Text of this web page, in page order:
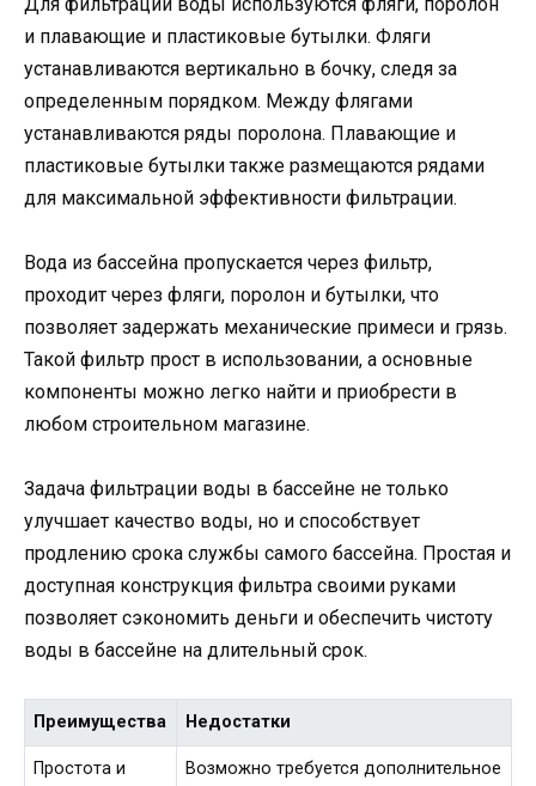
и плавающие и пластиковые бутылки. Фляги
устанавливаются вертикально в бочку, следя за
определенным порядком. Между флягами
устанавливаются ряды поролона. Плавающие и
пластиковые бутылки также размещаются рядами
для максимальной эффективности фильтрации.
Вода из бассейна пропускается через фильтр,
проходит через фляги, поролон и бутылки, что
позволяет задержать механические примеси и грязь.
Такой фильтр прост в использовании, а основные
компоненты можно легко найти и приобрести в
любом строительном магазине.
Задача фильтрации воды в бассейне не только
улучшает качество воды, но и способствует
продлению срока службы самого бассейна. Простая и
доступная конструкция фильтра своими руками
позволяет сэкономить деньги и обеспечить чистоту
воды в бассейне на длительный срок.
Преимущества Недостатки
Простота и
Возможно требуется дополнительное